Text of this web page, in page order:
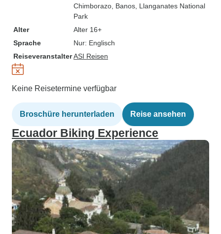
Chimborazo , Banos , Llanganates National
Park
Alter
Alter 16+
Sprache
Nur: Englisch
ReiseveranstalterASI Reisen
Keine Reisetermine verfügbar
Broschüre herunterladen Reise ansehen
Ecuador Biking Experience